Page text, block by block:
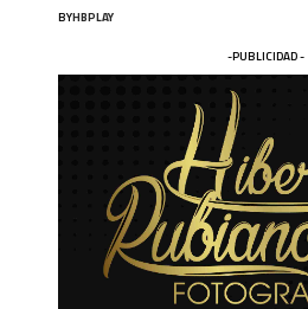
BYHBPLAY
-PUBLICIDAD -